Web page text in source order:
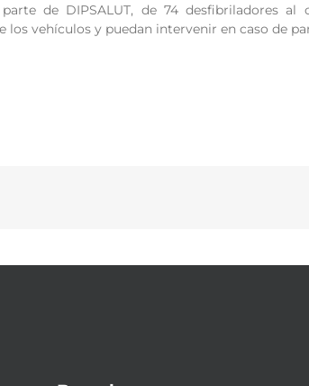
de DIPSALUT, de 74 desfibriladores al
vehículos y puedan intervenir en caso de